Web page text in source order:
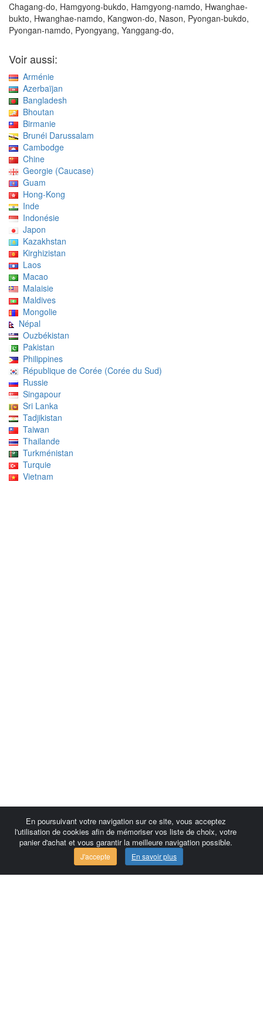
Chagang-do, Hamgyong-bukdo, Hamgyong-namdo, Hwanghae-
bukto, Hwanghae-namdo, Kangwon-do, Nason, Pyongan-bukdo,
Pyongan-namdo, Pyongyang, Yanggang-do,
Voir aussi:
Arménie
Azerbaïjan
Bangladesh
Bhoutan
Birmanie
Brunéi Darussalam
Cambodge
Chine
Georgie (Caucase)
Guam
Hong-Kong
Inde
Indonésie
Japon
Kazakhstan
Kirghizistan
Laos
Macao
Malaisie
Maldives
Mongolie
Népal
Ouzbékistan
Pakistan
Philippines
République de Corée (Corée du Sud)
Russie
Singapour
Sri Lanka
Tadjikistan
Taiwan
Thailande
Turkménistan
Turquie
Vietnam
En poursuivant votre navigation sur ce site, vous acceptez
l'utilisation de cookies afin de mémoriser vos liste de choix, votre
panier d'achat et vous garantir la meilleure navigation possible.
J'accepte En savoir plus